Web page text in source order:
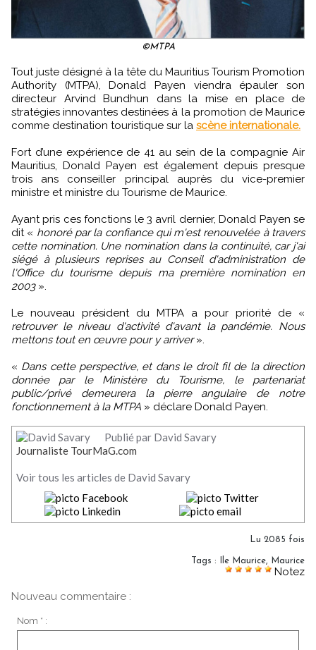
©MTPA
Tout juste désigné à la tête du Mauritius Tourism Promotion
Authority (MTPA), Donald Payen viendra épauler son
directeur Arvind Bundhun dans la mise en place de
stratégies innovantes destinées à la promotion de Maurice
comme destination touristique sur la scène internationale.
Fort d’une expérience de 41 au sein de la compagnie Air
Mauritius, Donald Payen est également depuis presque
trois ans conseiller principal auprès du vice-premier
ministre et ministre du Tourisme de Maurice.
Ayant pris ces fonctions le 3 avril dernier, Donald Payen se
dit « honoré par la confiance qui m'est renouvelée à travers
cette nomination. Une nomination dans la continuité, car j'ai
siégé à plusieurs reprises au Conseil d'administration de
l'Office du tourisme depuis ma première nomination en
2003».
Le nouveau président du MTPA a pour priorité de «
retrouver le niveau d'activité d'avant la pandémie. Nous
mettons tout en œuvre pour y arriver».
« Dans cette perspective, et dans le droit fil de la direction
donnée par le Ministère du Tourisme, le partenariat
public/privé demeurera la pierre angulaire de notre
fonctionnement à la MTPA » déclare Donald Payen.
Publié par David Savary
Journaliste TourMaG.com
Voir tous les articles de David Savary
Lu 2085 fois
Tags : Ile Maurice, Maurice
Notez
Nouveau commentaire :
Nom * :